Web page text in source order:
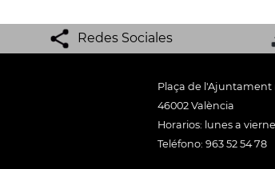
Redes Sociales
Plaça de l'Ajuntament
46002 València
Horarios: lunes a
Teléfono: 963 52 54 78